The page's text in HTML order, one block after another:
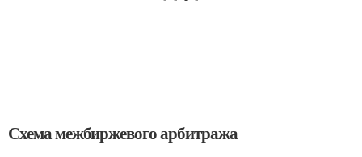
Схема межбиржевого арбитража